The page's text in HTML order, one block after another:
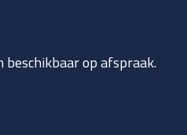
beschikbaar op afspraak.